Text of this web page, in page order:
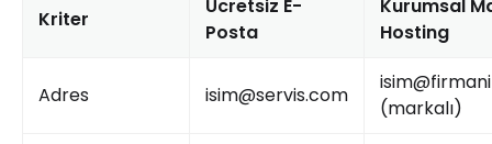
Kriter
Ücretsiz E-
Posta
Kurumsal
Hosting
Adres isim@servis.com
(markalı)